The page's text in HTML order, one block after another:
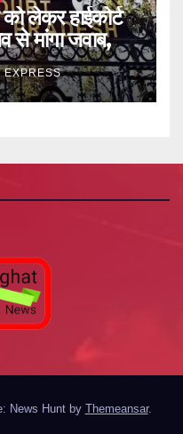
लेकर हाईकोर्ट
से मांगा जवाब,
EXPRESS
News Hunt by Themeansar.